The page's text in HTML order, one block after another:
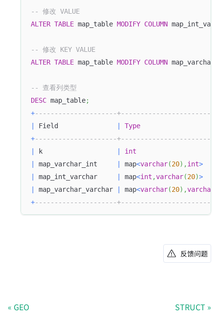
-- 修改 VALUE
ALTER TABLE map_table MODIFY COLUMN
-- 修改 KEY VALUE
ALTER TABLE map_table MODIFY COLUMN
-- 查看列类型
DESC map_table;
+---------------------
Field
Type
+---------------------
k
int
map_varchar_int map<varchar(20) ,int>
map_int_varchar map<int ,varchar(20)>
map_varchar_varchar map<varchar(20) ,varchar
+---------------------
反馈问题
GEO STRUCT